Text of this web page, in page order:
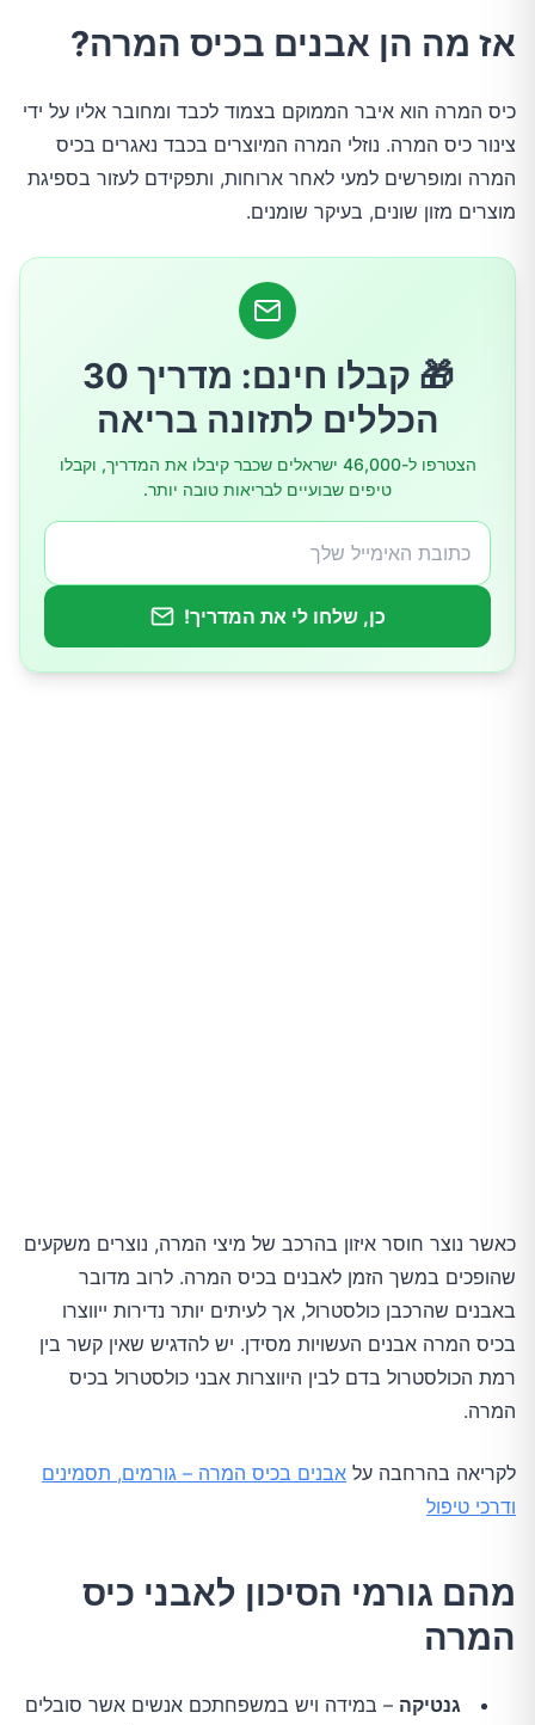
טיפולים בתופעת אבנים בכיס המרה
תזונה ונטורופתיה
רפלקסולוגיה
טיפול שטיפת כבד (LIVER FLUSHING)
שתיית חומץ תפוחים
שתיית מיץ לימון
אז מה הן אבנים בכיס המרה?
כיס המרה הוא איבר הממוקם בצמוד לכבד ומחובר אליו על ידי
צינור כיס המרה. נוזלי המרה המיוצרים בכבד נאגרים בכיס
המרה ומופרשים למעי לאחר ארוחות, ותפקידם לעזור בספיגת
מוצרים מזון שונים, בעיקר שומנים.
🎁 קבלו חינם: מדריך 30
הכללים לתזונה בריאה
הצטרפו ל-46,000 ישראלים שכבר קיבלו את המדריך, וקבלו
טיפים שבועיים לבריאות טובה יותר.
כן, שלחו לי את המדריך!
כאשר נוצר חוסר איזון בהרכב של מיצי המרה, נוצרים משקעים
שהופכים במשך הזמן לאבנים בכיס המרה. לרוב מדובר
באבנים שהרכבן כולסטרול, אך לעיתים יותר נדירות ייווצרו
בכיס המרה אבנים העשויות מסידן. יש להדגיש שאין קשר בין
רמת הכולסטרול בדם לבין היווצרות אבני כולסטרול בכיס
המרה.
לקריאה בהרחבה על אבנים בכיס המרה – גורמים, תסמינים
ודרכי טיפול
מהם גורמי הסיכון לאבני כיס
המרה
גנטיקה – במידה ויש במשפחתכם אנשים אשר סובלים